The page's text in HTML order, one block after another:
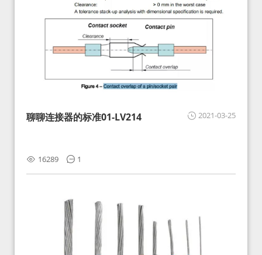
2021-03-25
聊聊连接器的标准01-LV214
16289 1